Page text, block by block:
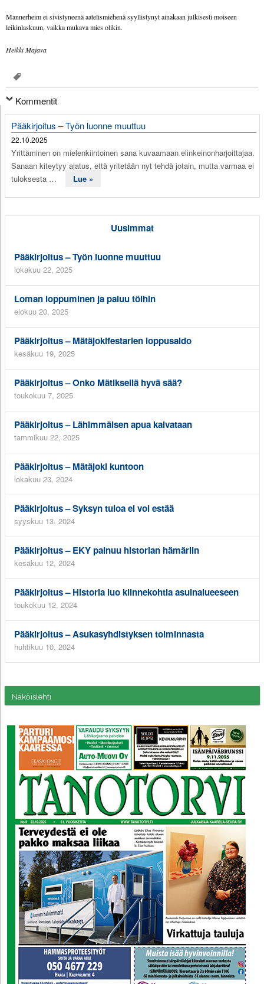
Mannerheim ei sivistyneenä aatelismiehenä syyllistynyt ainakaan julkisesti moiseen
leikinlaskuun, vaikka mukava mies olikin.
Heikki Majava
Kommentit
Pääkirjoitus – Työn luonne muuttuu
22.10.2025
Yrittäminen on mielenkiintoinen sana kuvaamaan elinkeinonharjoittajaa.
Sanaan kiteytyy ajatus, että yritetään nyt tehdä jotain, mutta varmaa ei
tuloksesta …
Lue »
Uusimmat
Pääkirjoitus – Työn luonne muuttuu
lokakuu 22, 2025
Loman loppuminen ja paluu töihin
elokuu 20, 2025
Pääkirjoitus – Mätäjokifestarien loppusaldo
kesäkuu 19, 2025
Pääkirjoitus – Onko Mätiksellä hyvä sää?
toukokuu 7, 2025
Pääkirjoitus – Lähimmäisen apua kaivataan
tammikuu 22, 2025
Pääkirjoitus – Mätäjoki kuntoon
lokakuu 23, 2024
Pääkirjoitus – Syksyn tuloa ei voi estää
syyskuu 13, 2024
Pääkirjoitus – EKY painuu historian hämäriin
kesäkuu 12, 2024
Pääkirjoitus – Historia luo kiinnekohtia asuinalueeseen
toukokuu 12, 2024
Pääkirjoitus – Asukasyhdistyksen toiminnasta
huhtikuu 10, 2024
Näköislehti